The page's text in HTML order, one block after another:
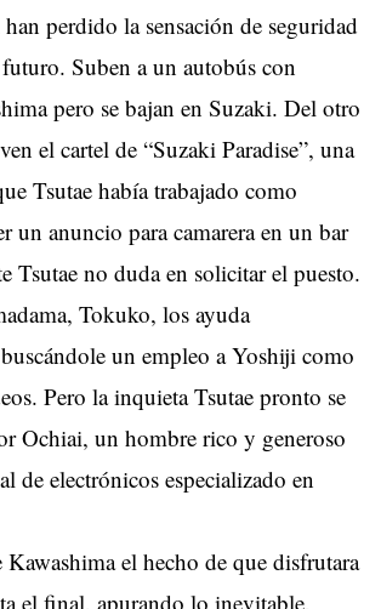
perdido la sensación de seguridad
Suben a un autobús con
pero se bajan en Suzaki. Del otro
el cartel de “Suzaki Paradise”, una
Tsutae había trabajado como
un anuncio para camarera en un bar
Tsutae no duda en solicitar el puesto.
Tokuko, los ayuda
un empleo a Yoshiji como
Pero la inquieta Tsutae pronto se
Ochiai, un hombre rico y generoso
de electrónicos especializado en
el hecho de que disfrutara
el final, apurando lo inevitable,